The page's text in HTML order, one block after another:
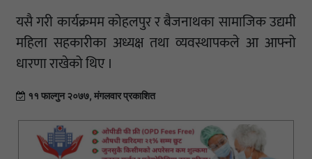
यसै गरी कार्यक्रमम कोहलपुर र बैजनाथका सामाजिक उद्यमी
महिला सहकारीका अध्यक्ष तथा व्यवस्थापकले आ आफ्नो
धारणा राखेको थिए ।
११ फाल्गुन २०७७, मंगलवार प्रकाशित